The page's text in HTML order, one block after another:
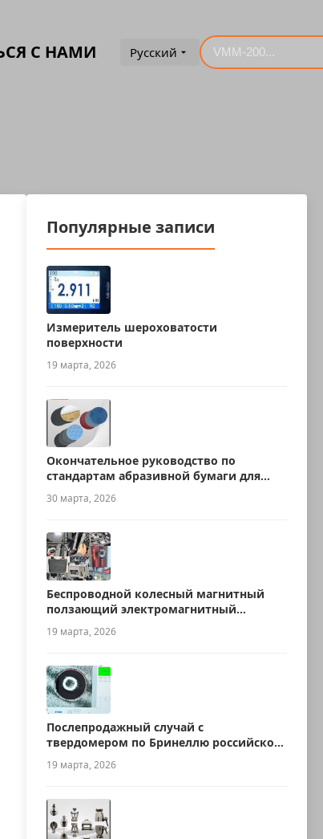
С НАМИ Русский
Популярные записи
Измеритель шероховатости
поверхности
19 марта, 2026
Окончательное руководство по
стандартам абразивной бумаги для
металлографии
30 марта, 2026
Беспроводной колесный магнитный
ползающий электромагнитный
ультразвуковой робот для измерения
толщины
19 марта, 2026
Послепродажный случай с
твердомером по Бринеллю российского
производства
19 марта, 2026